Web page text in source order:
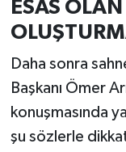
ESAS
Daha sonra
Başkanı Ömer
konuşmasında
şu sözlerle